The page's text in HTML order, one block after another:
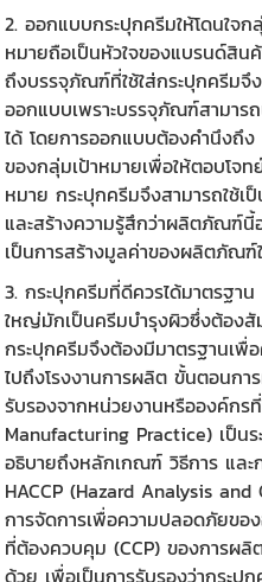
2. ออกแบบกระปุกครีมให้โดนใจ
หมายถือเป็นหัวใจของแบรนด์สิน
ถึงบรรจุภัณฑ์ที่ใช้ใส่กระปุกครีม
ออกแบบเพราะบรรจุภัณฑ์สาม
ได้ โดยการออกแบบต้องคำนึงถึ
ของกลุ่มเป้าหมายเพื่อให้ตอบโจ
หมาย กระปุกครีมจึงสามารถใช้เ
และสร้างความรู้สึกว่าผลิตภัณฑ์นี้
เป็นการสร้างมูลค่าของผลิตภัณฑ์
3.กระปุกครีมที่ดีควรได้มาตรฐา
ใหญ่มักเป็นครีมบำรุงผิวซึ่งต้อง
กระปุกครีมจึงต้องมีมาตรฐานเพื่
ไปถึงโรงงานการผลิต ขั้นตอนกา
รับรองจากหน่วยงานหรือองค์กร
Manufacturing Practice) เป็น
อธิบายถึงหลักเกณฑ์ วิธีการ แล
HACCP (Hazard Analysis
การจัดการเพื่อความปลอดภัยขอ
ที่ต้องควบคุม (CCP) ของการผ